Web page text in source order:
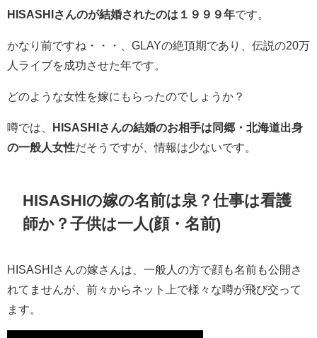
HISASHIさんのが結婚されたのは１９９９年です。
かなり前ですね・・・、 GLAYの絶頂期であり、伝説の20万
人ライブを成功させた年です。
どのような女性を嫁にもらったのでしょうか？
噂では、
HISASHIさんの結婚のお相手は同郷・北海道出身
の一般人女性だそうですが、情報は少ないです。
HISASHIの嫁の名前は泉？仕事は看護
師か？子供は一人(顔・名前)
HISASHIさんの嫁さんは、一般人の方で顔も名前も公開さ
れてませんが、前々からネット上で様々な噂が飛び交って
ます。